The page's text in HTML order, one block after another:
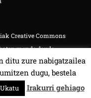
Creative Commons
mende daude.
ditu zure nabigatzailea
dugu, bestela
Ukatu Irakurri gehiago